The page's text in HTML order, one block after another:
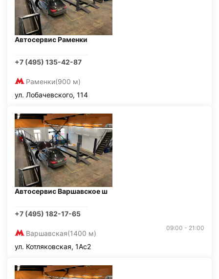
Автосервис Раменки
+7 (495) 135-42-87
Раменки(900 м)
ул. Лобачевского, 114
Автосервис Варшавское ш
+7 (495) 182-17-65
Варшавская(1400 м)
09:00 - 21:00
ул. Котляковская, 1Ас2